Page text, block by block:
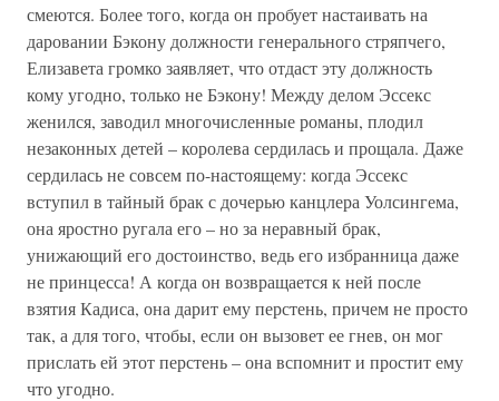
смеются. Более того, когда он пробует настаивать на
даровании Бэкону должности генерального стряпчего,
Елизавета громко заявляет, что отдаст эту должность
кому угодно, только не Бэкону! Между делом Эссекс
женился, заводил многочисленные романы, плодил
незаконных детей – королева сердилась и прощала. Даже
сердилась не совсем по-настоящему: когда Эссекс
вступил в тайный брак с дочерью канцлера Уолсингема,
она яростно ругала его – но за неравный брак,
унижающий его достоинство, ведь его избранница даже
не принцесса! А когда он возвращается к ней после
взятия Кадиса, она дарит ему перстень, причем не просто
так, а для того, чтобы, если он вызовет ее гнев, он мог
прислать ей этот перстень – она вспомнит и простит ему
что угодно.